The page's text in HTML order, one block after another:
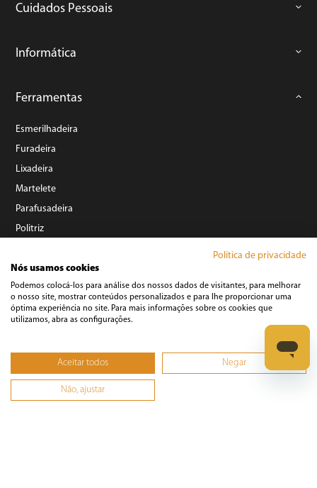
Cuidados Pessoais
Informática
Ferramentas
Esmerilhadeira
Furadeira
Lixadeira
Martelete
Parafusadeira
Politriz
Soprador Térmico
Trena
Ver tudo
Política de privacidade
Nós usamos cookies
Podemos colocá-los para análise dos nossos dados de visitantes, para melhorar
o nosso site, mostrar conteúdos personalizados e para lhe proporcionar uma
óptima experiência no site. Para mais informações sobre os cookies que
utilizamos, abra as configurações.
Aceitar todos Negar
Não, ajustar